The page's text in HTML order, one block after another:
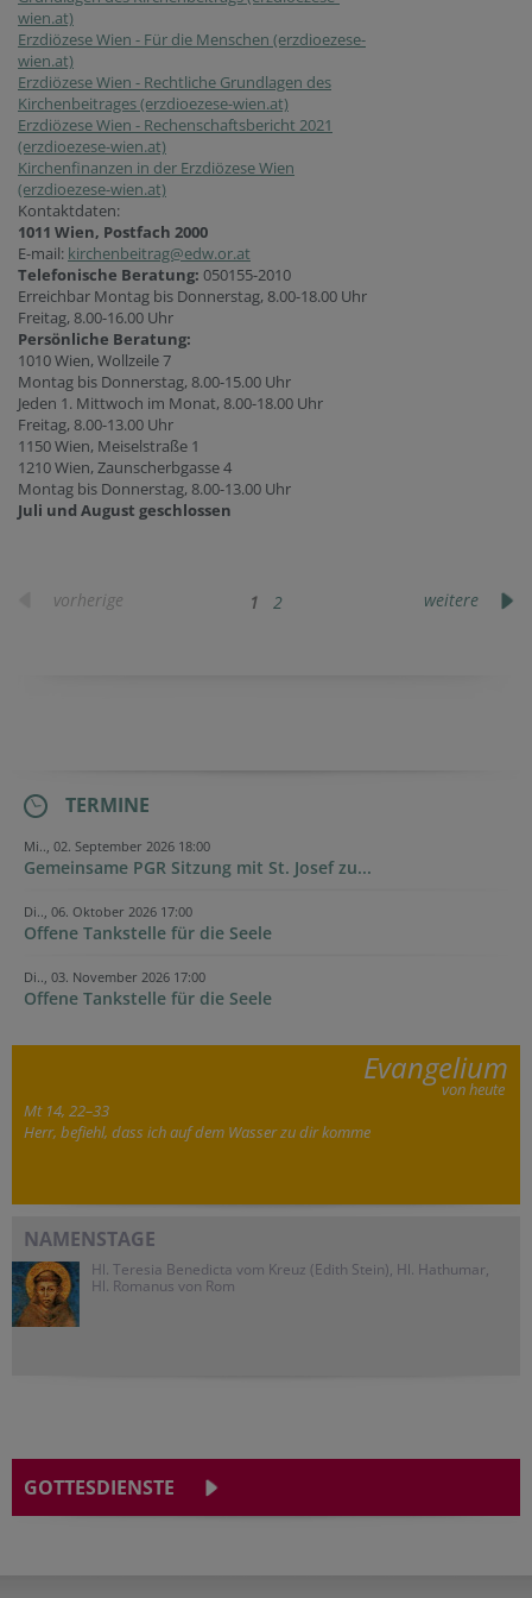
wien.at)
Erzdiözese Wien - Für die Menschen (erzdioezese-
wien.at)
Erzdiözese Wien - Rechtliche Grundlagen des
Kirchenbeitrages (erzdioezese-wien.at)
Erzdiözese Wien - Rechenschaftsbericht 2021
(erzdioezese-wien.at)
Kirchenfinanzen in der Erzdiözese Wien
(erzdioezese-wien.at)
Kontaktdaten:
1011 Wien, Postfach 2000
E-mail: kirchenbeitrag@edw.or.at
Telefonische Beratung: 050155-2010
Erreichbar Montag bis Donnerstag, 8.00-18.00 Uhr
Freitag, 8.00-16.00 Uhr
Persönliche Beratung:
1010 Wien, Wollzeile 7
Montag bis Donnerstag, 8.00-15.00 Uhr
Jeden 1. Mittwoch im Monat, 8.00-18.00 Uhr
Freitag, 8.00-13.00 Uhr
1150 Wien, Meiselstraße 1
1210 Wien, Zaunscherbgasse 4
Montag bis Donnerstag, 8.00-13.00 Uhr
Juli und August geschlossen
vorherige 1 2 weitere
TERMINE
Mi.., 02. September 2026 18:00
Gemeinsame PGR Sitzung mit St. Josef zu...
Di.., 06. Oktober 2026 17:00
Offene Tankstelle für die Seele
Di.., 03. November 2026 17:00
Offene Tankstelle für die Seele
Evangelium
von heute
Mt 14, 22–33
Herr, befiehl, dass ich auf dem Wasser zu dir komme
NAMENSTAGE
Hl. Teresia Benedicta vom Kreuz (Edith Stein), Hl. Hathumar,
Hl. Romanus von Rom
GOTTESDIENSTE